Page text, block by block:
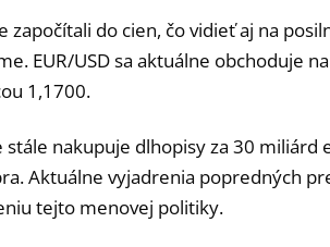
započítali do cien, čo vidieť aj na
EUR/USD sa aktuálne obchoduje
1,1700.
stále nakupuje dlhopisy za 30
Aktuálne vyjadrenia popredných
tejto menovej politiky.